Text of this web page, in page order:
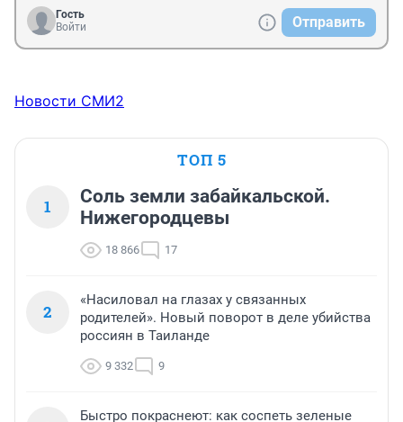
Гость
Войти
Отправить
Новости СМИ2
ТОП 5
1
Соль земли забайкальской.
Нижегородцевы
18 866 17
2
«Насиловал на глазах у связанных
родителей». Новый поворот в деле убийства
россиян в Таиланде
9 332 9
Быстро покраснеют: как соспеть зеленые